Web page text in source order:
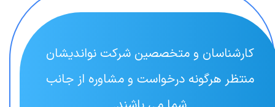
کارشناسان و متخصصین شرکت نواندیشان
منتظر هرگونه درخواست و مشاوره از جانب